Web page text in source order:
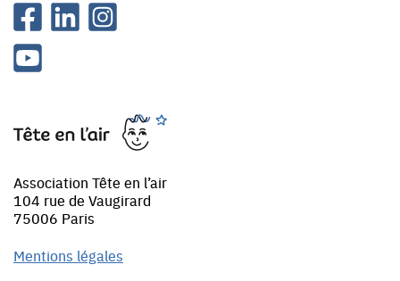
Tête
en
Association Tête en l’air
104 rue de Vaugirard
75006 Paris
Mentions légales
FacebookLinkedinInstagram
Youtube